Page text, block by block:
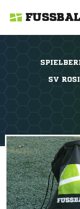
SV